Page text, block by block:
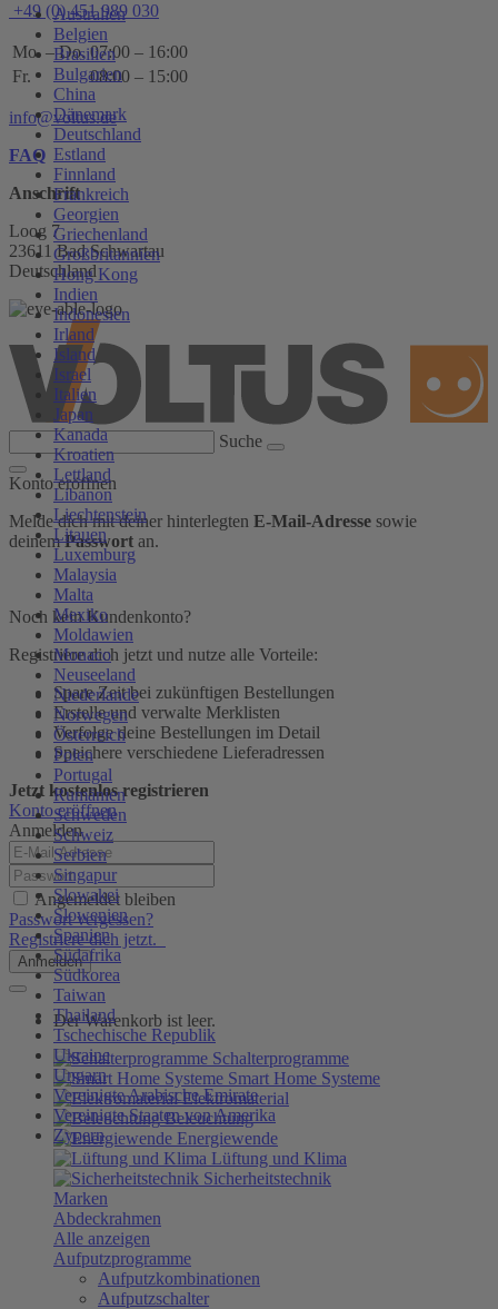
Australien
Belgien
Brasilien
Bulgarien
China
Dänemark
Deutschland
Estland
Finnland
Frankreich
Georgien
Griechenland
Großbritannien
Hong Kong
Indien
Indonesien
Irland
Island
Israel
Italien
Japan
Kanada
Kroatien
Lettland
Libanon
Liechtenstein
Litauen
Luxemburg
Malaysia
Malta
Mexiko
Moldawien
Monaco
Neuseeland
Niederlande
Norwegen
Österreich
Polen
Portugal
Rumänien
Schweden
Schweiz
Serbien
Singapur
Slowakei
Slowenien
Spanien
Südafrika
Südkorea
Taiwan
Thailand
Tschechische Republik
Ukraine
Ungarn
Vereinigte Arabische Emirate
Vereinigte Staaten von Amerika
Zypern
+49 (0) 451 989 030
Mo. – Do. 07:00 – 16:00
Fr.
08:00 – 15:00
info@voltus.de
FAQ
Anschrift
Loog 7
23611 Bad Schwartau
Deutschland
Suche
Konto eröffnen
Melde dich mit deiner hinterlegten E-Mail-Adresse sowie
deinemPasswort an.
Noch kein Kundenkonto?
Registriere dich jetzt und nutze alle Vorteile:
Spare Zeit bei zukünftigen Bestellungen
Erstelle und verwalte Merklisten
Verfolge deine Bestellungen im Detail
Speichere verschiedene Lieferadressen
Jetzt kostenlos registrieren
Konto eröffnen
Anmelden
Angemeldet bleiben
Passwort vergessen?
Registriere dich jetzt.
Anmelden
Der Warenkorb ist leer.
Schalterprogramme
Smart Home Systeme
Elektromaterial
Beleuchtung
Energiewende
Lüftung und Klima
Sicherheitstechnik
Marken
Abdeckrahmen
Alle anzeigen
Aufputzprogramme
Aufputzkombinationen
Aufputzschalter